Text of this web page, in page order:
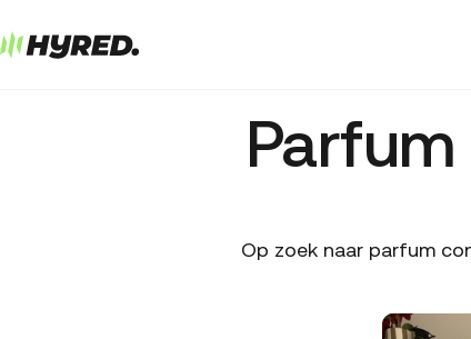
Op zoek naar parfum